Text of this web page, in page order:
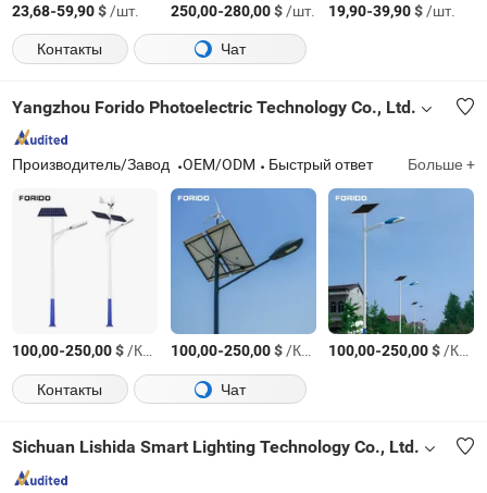
23,68-59,90$/шт. 250,00-280,00$/шт. 19,90-39,90$/шт.
Контакты
Чат
Yangzhou Forido Photoelectric Technology Co., Ltd.
Производитель/Завод OEM/ODM Быстрый ответ Больше +
100,00-250,00$/Комплект 100,00-250,00$/Комплект 100,00-250,00$/Комплект
Контакты
Чат
Sichuan Lishida Smart Lighting Technology Co., Ltd.